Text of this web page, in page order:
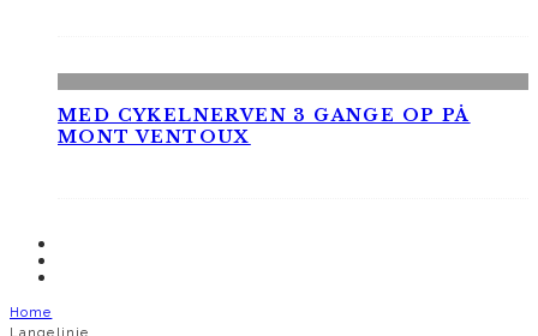
MED CYKELNERVEN 3 GANGE OP PÅ
MONT VENTOUX
Home
Langelinie